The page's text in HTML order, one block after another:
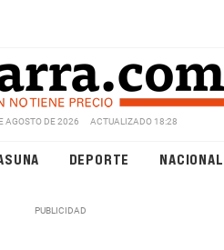
AGOSTO DE 2026 ACTUALIZADO 18:28
DEPORTE NACIONAL